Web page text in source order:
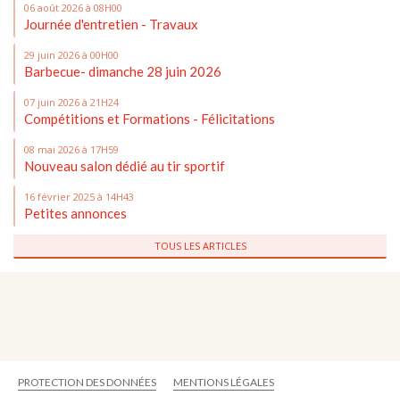
06 août 2026 à 08H00
Journée d'entretien - Travaux
29 juin 2026 à 00H00
Barbecue- dimanche 28 juin 2026
07 juin 2026 à 21H24
Compétitions et Formations - Félicitations
08 mai 2026 à 17H59
Nouveau salon dédié au tir sportif
16 février 2025 à 14H43
Petites annonces
TOUS LES ARTICLES
PROTECTION DES DONNÉES MENTIONS LÉGALES